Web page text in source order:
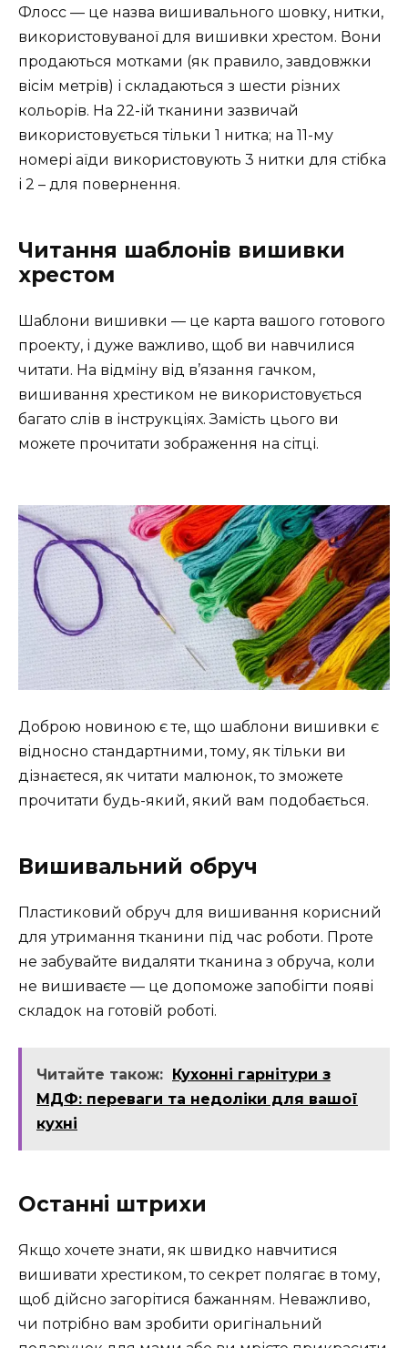
Флосс — це назва вишивального шовку, нитки,
використовуваної для вишивки хрестом. Вони
продаються мотками (як правило, завдовжки
вісім метрів) і складаються з шести різних
кольорів. На 22-ій тканини зазвичай
використовується тільки 1 нитка; на 11-му
номері аїди використовують 3 нитки для стібка
і 2 – для повернення.
Читання шаблонів вишивки
хрестом
Шаблони вишивки — це карта вашого готового
проекту, і дуже важливо, щоб ви навчилися
читати. На відміну від в’язання гачком,
вишивання хрестиком не використовується
багато слів в інструкціях. Замість цього ви
можете прочитати зображення на сітці.
Доброю новиною є те, що шаблони вишивки є
відносно стандартними, тому, як тільки ви
дізнаєтеся, як читати малюнок, то зможете
прочитати будь-який, який вам подобається.
Вишивальний обруч
Пластиковий обруч для вишивання корисний
для утримання тканини під час роботи. Проте
не забувайте видаляти тканина з обруча, коли
не вишиваєте — це допоможе запобігти появі
складок на готовій роботі.
Читайте також: Кухонні гарнітури з
МДФ: переваги та недоліки для вашої
кухні
Останні штрихи
Якщо хочете знати, як швидко навчитися
вишивати хрестиком, то секрет полягає в тому,
щоб дійсно загорітися бажанням. Неважливо,
чи потрібно вам зробити оригінальний